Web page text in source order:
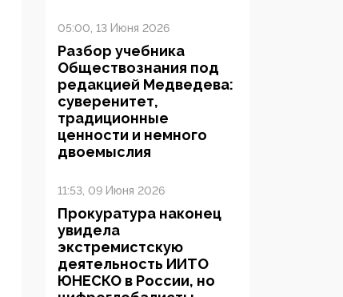
05:00, 13 Июня 2026
Разбор учебника
Обществознания под
редакцией Медведева:
суверенитет,
традиционные
ценности и немного
двоемыслия
11:53, 09 Июня 2026
Прокуратура наконец
увидела
экстремистскую
деятельность ИИТО
ЮНЕСКО в России, но